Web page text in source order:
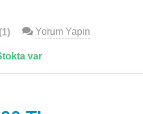
Yorum Yapın
var